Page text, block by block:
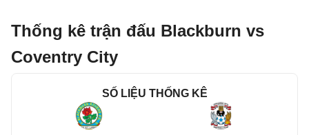
Thống kê trận đấu Blackburn vs
Coventry City
SỐ LIỆU THỐNG KÊ